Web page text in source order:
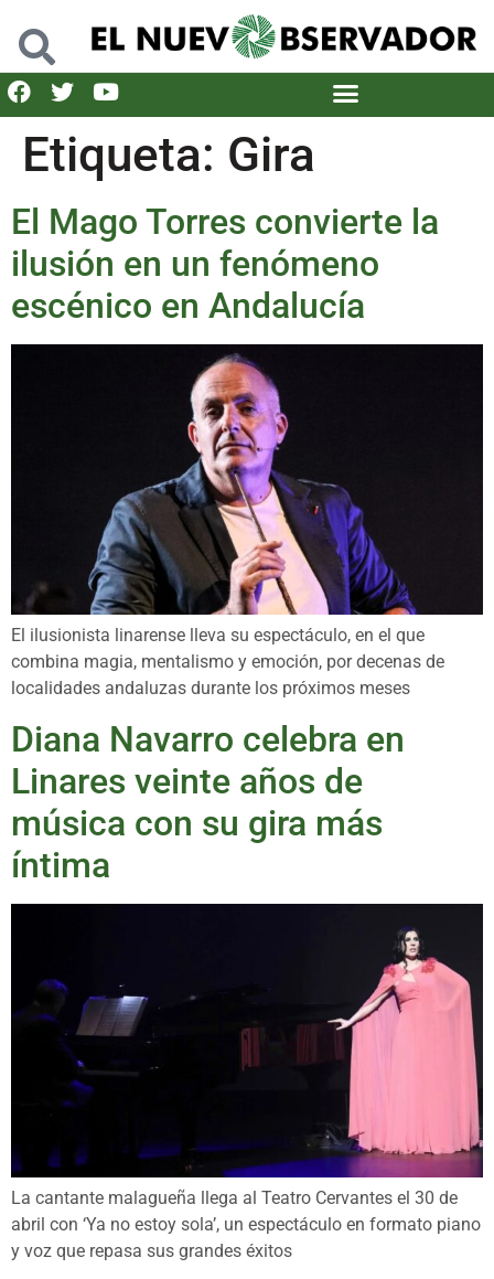
Etiqueta: Gira
El Mago Torres convierte la
ilusión en un fenómeno
escénico en Andalucía
El ilusionista linarense lleva su espectáculo, en el que
combina magia, mentalismo y emoción, por decenas de
localidades andaluzas durante los próximos meses
Diana Navarro celebra en
Linares veinte años de
música con su gira más
íntima
La cantante malagueña llega al Teatro Cervantes el 30 de
abril con ‘Ya no estoy sola’, un espectáculo en formato piano
y voz que repasa sus grandes éxitos